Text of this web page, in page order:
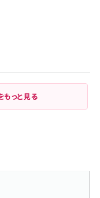
もっと見る